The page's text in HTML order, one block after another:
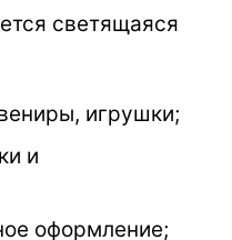
светящаяся
игрушки;
и
оформление;